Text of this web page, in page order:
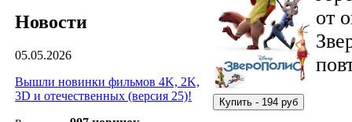
Новости
05.05.2026
Вышли новинки фильмов 4K, 2K,
3D и отечественных (версия 25)!
от